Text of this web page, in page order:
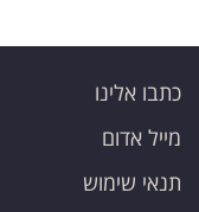
כתבו אלינו
מייל אדום
תנאי שימוש